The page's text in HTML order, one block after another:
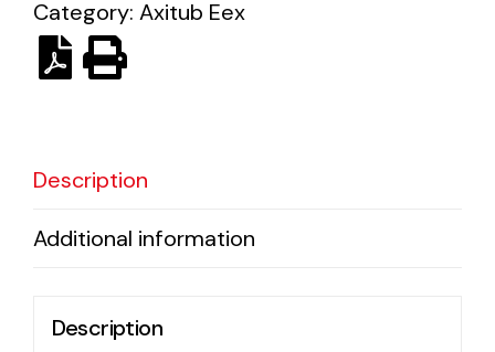
Solar lighting
Variety of solar solutions for all kinds of needs.
Category: Axitub Eex
Description
Additional information
Description